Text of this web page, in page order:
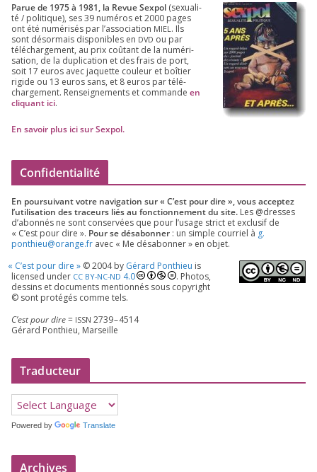
Parue de 1975à 1981, la Revue Sex­pol (sexua­li­
té /​ poli­tique), ses39 numé­ros et2000 pages
ont été numé­ri­sés par l’as­so­cia­tion MIEL . Ils
sont désor­mais dis­po­nibles en DVD ou par
télé­char­ge­ment, au prix coû­tant de la numé­ri­
sa­tion, de la dupli­ca­tion et des frais de port,
soit 17 euros avec jaquette cou­leur et boî­tier
rigide ou 13 euros sans, et 8 euros par télé­
char­ge­ment. Ren­sei­gne­ments et com­mande en
cli­quant ici.
En savoir plus ici sur Sexpol.
Confidentialité
En pour­sui­vant votre navi­ga­tion sur « C’est pour dire », vous accep­tez
l’utilisation des tra­ceurs liés au fonc­tion­ne­ment du site. Les @dresses
d’a­bon­nés ne sont conser­vées que pour l’u­sage strict et exclu­sif de
« C’est pour dire ». Pour se désa­bon­ner : un simple cour­riel à g.​
ponthieu@​orange.​fr avec « Me désa­bon­ner » en objet.
« C’est pour dire » ©2004by Gérard Ponthieu is
licen­sed under CC BY-NC-ND 4.0
. Photos,
des­sins et docu­ments men­tion­nés sous copy­right
© sont pro­té­gés comme tels.
C’est pour dire= ISSN 2739–4514
Gérard Ponthieu, Marseille
Traducteur
Powered by Translate
Archives